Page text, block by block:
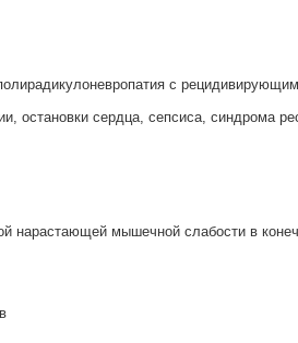
с
остановки сердца, сепсиса, синдрома
нарастающей мышечной слабости в